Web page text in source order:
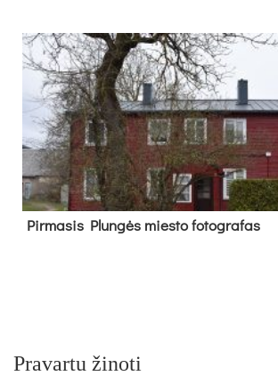
Pir­ma­sis Plun­gės mies­to fo­tog­ra­fas
Pravartu žinoti